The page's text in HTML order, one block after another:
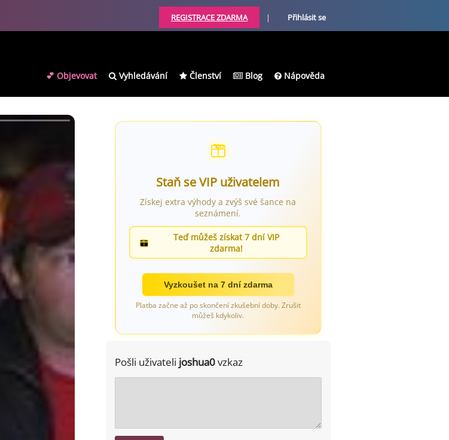
REGISTRACE ZDARMA | Přihlásit se
💕 Objevovat Vyhledávání Členství Blog Nápověda
Staň se VIP uživatelem
Získej extra výhody a zvýš své šance na
seznámení.
Teď můžeš získat 7 dní VIP
zdarma!
Vyzkoušet na 7 dní zdarma
Platba začne až po skončení zkušební doby. Zrušit
můžeš kdykoliv.
Pošli uživateli joshua0vzkaz